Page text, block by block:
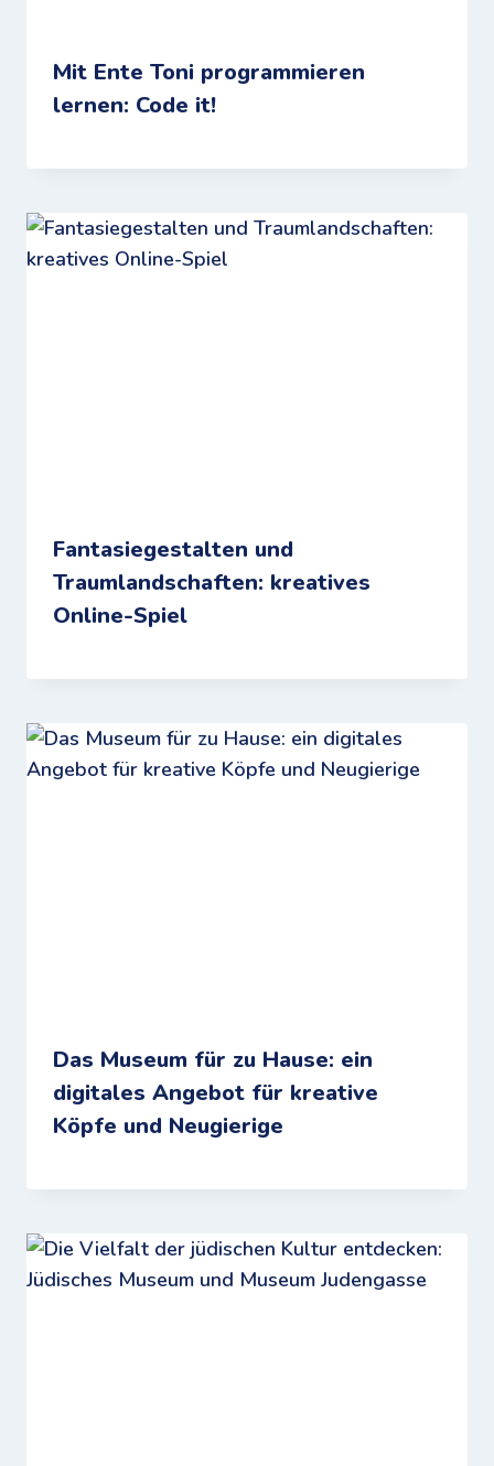
Mit Ente Toni programmieren
lernen: Code it!
Fantasiegestalten und
Traumlandschaften: kreatives
Online-Spiel
Das Museum für zu Hause: ein
digitales Angebot für kreative
Köpfe und Neugierige